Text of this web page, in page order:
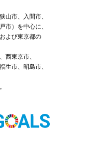
山市、入間市、
市）を中心に、
よび東京都の
西東京市、
生市、昭島市、